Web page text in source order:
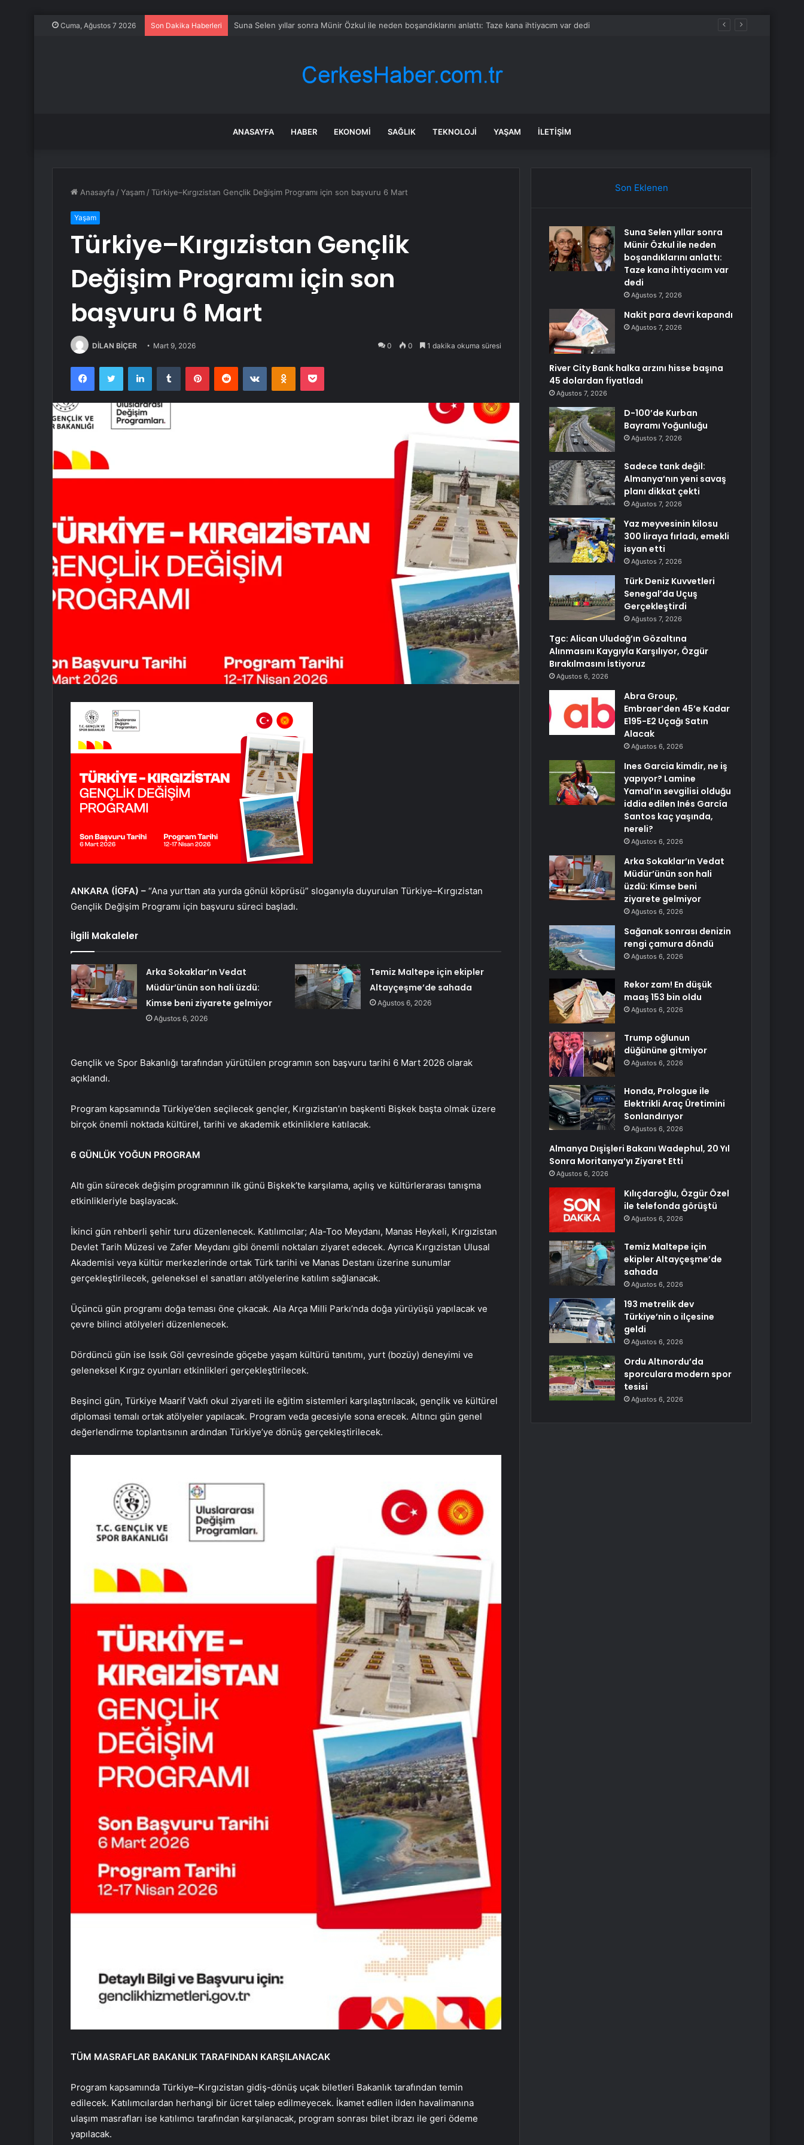
Cuma, Ağustos 7 2026 Son Dakika Haberleri Nakit para devri kapandı
ANASAYFA HABER EKONOMI SAĞLIK TEKNOLOJI YAŞAM İLETIŞIM
Anasayfa /Yaşam /Türkiye–Kırgızistan Gençlik Değişim Programı için son başvuru 6 Mart
Yaşam
Türkiye–Kırgızistan Gençlik
Değişim Programı için son
başvuru 6 Mart
DİLAN BİÇER Mart 9, 2026 0 0 1 dakika okuma süresi
FacebookTwitter LinkedInTumblr PinterestReddit VKontakteOdnoklassniki
Pocket
ANKARA (İGFA) – “Ana yurttan ata yurda gönül köprüsü” sloganıyla duyurulan Türkiye–Kırgızistan
Gençlik Değişim Programı için başvuru süreci başladı.
İlgili Makaleler
Arka Sokaklar’ın Vedat
Müdür’ünün son hali üzdü:
Kimse beni ziyarete gelmiyor
Ağustos 6, 2026
Temiz Maltepe için ekipler
Altayçeşme’de sahada
Ağustos 6, 2026
Gençlik ve Spor Bakanlığı tarafından yürütülen programın son başvuru tarihi 6 Mart 2026 olarak
açıklandı.
Program kapsamında Türkiye’den seçilecek gençler, Kırgızistan’ın başkenti Bişkek başta olmak üzere
birçok önemli noktada kültürel, tarihi ve akademik etkinliklere katılacak.
6 GÜNLÜK YOĞUN PROGRAM
Altı gün sürecek değişim programının ilk günü Bişkek’te karşılama, açılış ve kültürlerarası tanışma
etkinlikleriyle başlayacak.
İkinci gün rehberli şehir turu düzenlenecek. Katılımcılar; Ala-Too Meydanı, Manas Heykeli, Kırgızistan
Devlet Tarih Müzesi ve Zafer Meydanı gibi önemli noktaları ziyaret edecek. Ayrıca Kırgızistan Ulusal
Akademisi veya kültür merkezlerinde ortak Türk tarihi ve Manas Destanı üzerine sunumlar
gerçekleştirilecek, geleneksel el sanatları atölyelerine katılım sağlanacak.
Üçüncü gün programı doğa teması öne çıkacak. Ala Arça Milli Parkı’nda doğa yürüyüşü yapılacak ve
çevre bilinci atölyeleri düzenlenecek.
Dördüncü gün ise Issık Göl çevresinde göçebe yaşam kültürü tanıtımı, yurt (bozüy) deneyimi ve
geleneksel Kırgız oyunları etkinlikleri gerçekleştirilecek.
Beşinci gün, Türkiye Maarif Vakfı okul ziyareti ile eğitim sistemleri karşılaştırılacak, gençlik ve kültürel
diplomasi temalı ortak atölyeler yapılacak. Program veda gecesiyle sona erecek. Altıncı gün genel
değerlendirme toplantısının ardından Türkiye’ye dönüş gerçekleştirilecek.
TÜM MASRAFLAR BAKANLIK TARAFINDAN KARŞILANACAK
Program kapsamında Türkiye–Kırgızistan gidiş-dönüş uçak biletleri Bakanlık tarafından temin
edilecek. Katılımcılardan herhangi bir ücret talep edilmeyecek. İkamet edilen ilden havalimanına
ulaşım masrafları ise katılımcı tarafından karşılanacak, program sonrası bilet ibrazı ile geri ödeme
yapılacak.
Son Eklenen
Suna Selen yıllar sonra
Münir Özkul ile neden
boşandıklarını anlattı:
Taze kana ihtiyacım var
dedi
Ağustos 7, 2026
Nakit para devri kapandı
Ağustos 7, 2026
River City Bank halka arzını hisse başına
45 dolardan fiyatladı
Ağustos 7, 2026
D-100’de Kurban
Bayramı Yoğunluğu
Ağustos 7, 2026
Sadece tank değil:
Almanya’nın yeni savaş
planı dikkat çekti
Ağustos 7, 2026
Yaz meyvesinin kilosu
300 liraya fırladı, emekli
isyan etti
Ağustos 7, 2026
Türk Deniz Kuvvetleri
Senegal’da Uçuş
Gerçekleştirdi
Ağustos 7, 2026
Tgc: Alican Uludağ’ın Gözaltına
Alınmasını Kaygıyla Karşılıyor, Özgür
Bırakılmasını İstiyoruz
Ağustos 6, 2026
Abra Group,
Embraer’den 45’e Kadar
E195-E2 Uçağı Satın
Alacak
Ağustos 6, 2026
Ines Garcia kimdir, ne iş
yapıyor? Lamine
Yamal’ın sevgilisi olduğu
iddia edilen Inés García
Santos kaç yaşında,
nereli?
Ağustos 6, 2026
Arka Sokaklar’ın Vedat
Müdür’ünün son hali
üzdü: Kimse beni
ziyarete gelmiyor
Ağustos 6, 2026
Sağanak sonrası denizin
rengi çamura döndü
Ağustos 6, 2026
Rekor zam! En düşük
maaş 153 bin oldu
Ağustos 6, 2026
Trump oğlunun
düğününe gitmiyor
Ağustos 6, 2026
Honda, Prologue ile
Elektrikli Araç Üretimini
Sonlandırıyor
Ağustos 6, 2026
Almanya Dışişleri Bakanı Wadephul, 20 Yıl
Sonra Moritanya’yı Ziyaret Etti
Ağustos 6, 2026
Kılıçdaroğlu, Özgür Özel
ile telefonda görüştü
Ağustos 6, 2026
Temiz Maltepe için
ekipler Altayçeşme’de
sahada
Ağustos 6, 2026
193 metrelik dev
Türkiye’nin o ilçesine
geldi
Ağustos 6, 2026
Ordu Altınordu’da
sporculara modern spor
tesisi
Ağustos 6, 2026